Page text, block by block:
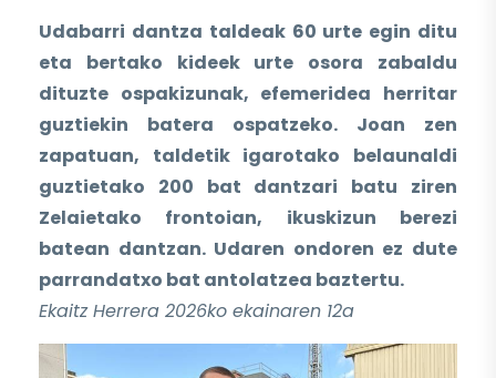
Udabarri dantza taldeak 60 urte egin ditu
eta bertako kideek urte osora zabaldu
dituzte ospakizunak, efemeridea herritar
guztiekin batera ospatzeko. Joan zen
zapatuan, taldetik igarotako belaunaldi
guztietako 200 bat dantzari batu ziren
Zelaietako frontoian, ikuskizun berezi
batean dantzan. Udaren ondoren ez dute
parrandatxo bat antolatzea baztertu.
Ekaitz Herrera 2026ko ekainaren 12a